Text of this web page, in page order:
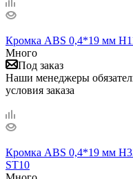
Кромка ABS 0,4*19 мм
Много
Под заказ
Наши менеджеры
условия заказа
Кромка ABS 0,4*19 мм
ST10